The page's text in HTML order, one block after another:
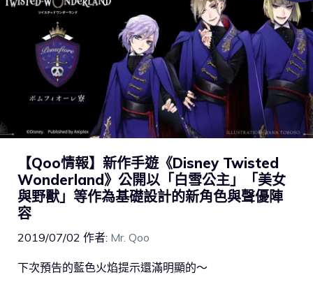
【Qoo情報】新作手遊《Disney Twisted
Wonderland》公開以「白雪公主」「美女
與野獸」等作為基礎設計的新角色與聲優陣
容
2019/07/02 作者: Mr. Qoo
下次預告的藍色火焰提示還滿明顯的～